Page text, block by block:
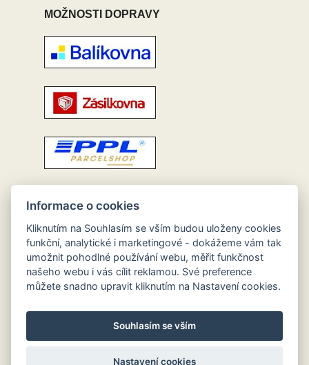
MOŽNOSTI DOPRAVY
Informace o cookies
Kliknutím na Souhlasím se vším budou uloženy cookies
funkční, analytické i marketingové - dokážeme vám tak
umožnit pohodlné používání webu, měřit funkčnost
našeho webu i vás cílit reklamou. Své preference
můžete snadno upravit kliknutím na Nastavení cookies.
Souhlasím se vším
Nastavení cookies